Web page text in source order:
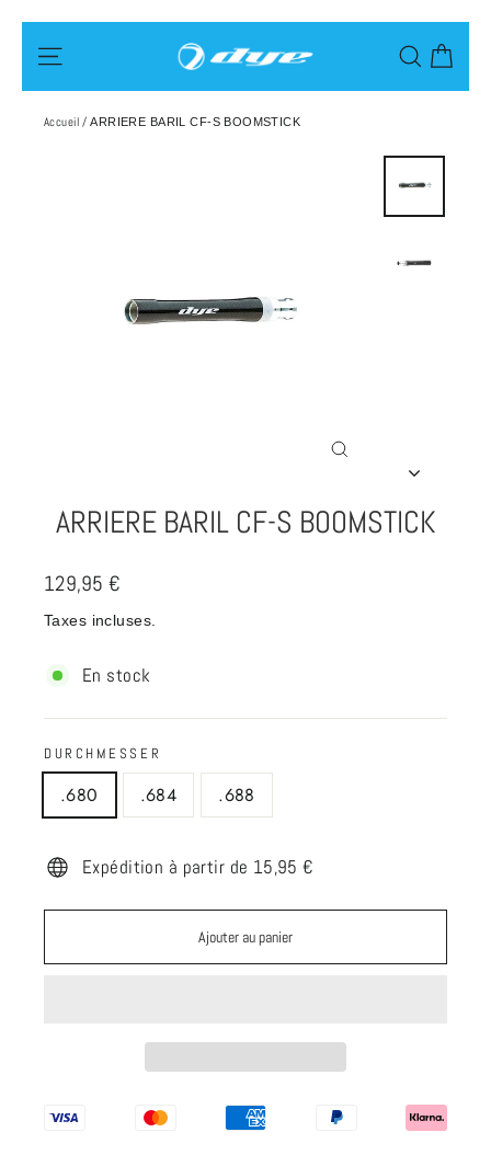
au
contenu
Accueil / ARRIERE BARIL CF-S BOOMSTICK
ARRIERE BARIL CF-S BOOMSTICK
Prix
régulier
129,95 €
Taxes incluses.
En stock
DURCHMESSER
.680 .684 .688
Expédition à partir de 15,95 €
Ajouter au panier